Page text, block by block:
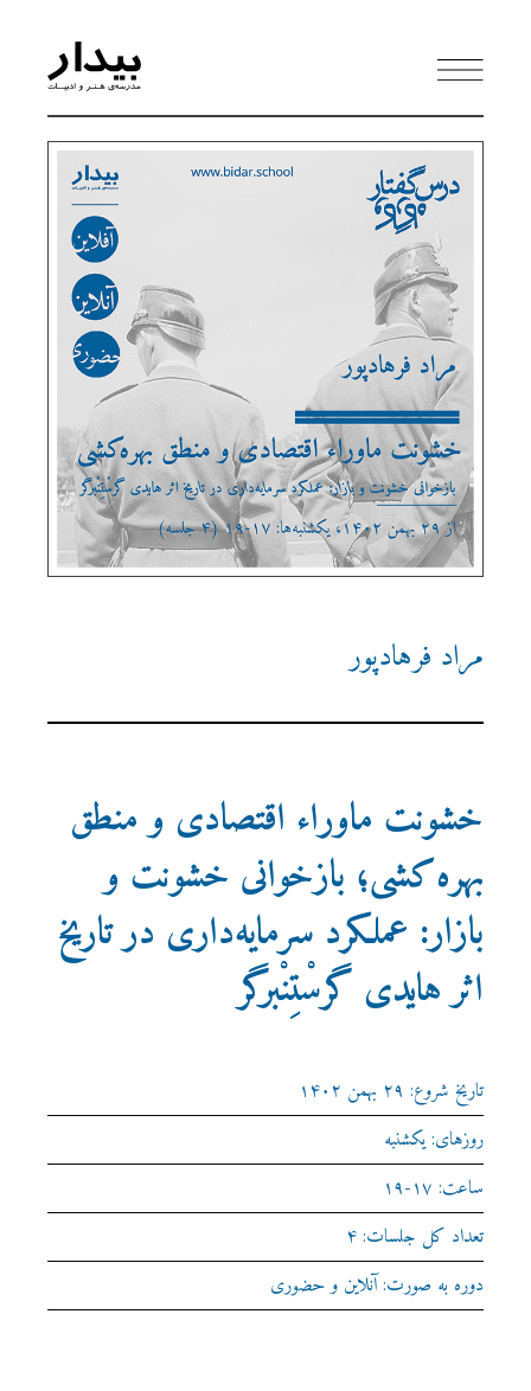
مراد فرهادپور
خشونت ماوراء اقتصادی و منطق
بهره‌کشی؛ بازخوانی خشونت و
بازار: عملکرد سرمایه‌داری در تاریخ
اثر هایدی گرسْتِنْبرگر
تاریخ شروع: ۲۹ بهمن ۱۴۰۲
روزهای: یکشنبه
ساعت: ۱۷-۱۹
تعداد کل جلسات: ۴
دوره به صورت: آنلاین و حضوری